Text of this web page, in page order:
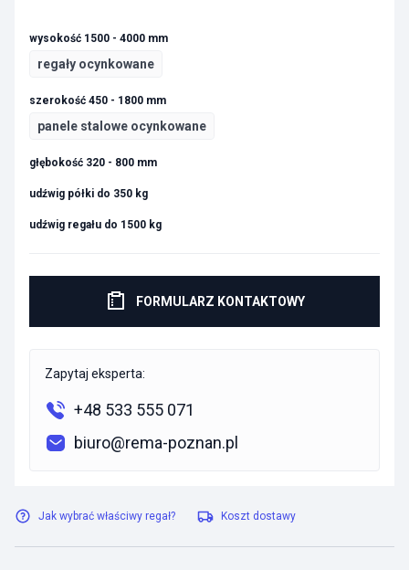
wysokość 1500 - 4000 mm
regały ocynkowane
szerokość 450 - 1800 mm
panele stalowe ocynkowane
głębokość 320 - 800 mm
udźwig półki do 350 kg
udźwig regału do 1500 kg
FORMULARZ KONTAKTOWY
Zapytaj eksperta:
+48 533 555 071
biuro@rema-poznan.pl
Jak wybrać właściwy regał? Koszt dostawy